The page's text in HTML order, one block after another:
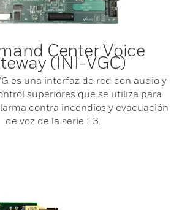
Center Voice
(INI-VGC)
es una interfaz de red con audio y
superiores que se utiliza para
contra incendios y evacuación
de voz de la serie E3.